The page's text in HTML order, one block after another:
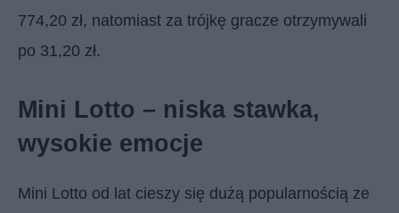
774,20 zł, natomiast za trójkę gracze otrzymywali
po 31,20 zł.
Mini Lotto – niska stawka,
wysokie emocje
Mini Lotto od lat cieszy się dużą popularnością ze